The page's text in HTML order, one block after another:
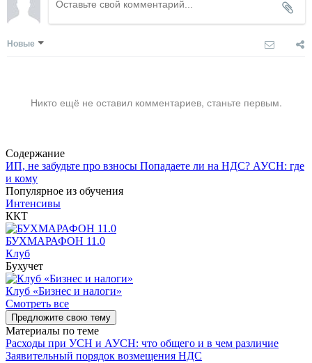
Новые
Никто ещё не оставил комментариев, станьте первым.
Содержание
ИП, не забудьте про взносы Попадаете ли на НДС? АУСН: где
и кому
Популярное из обучения
Интенсивы
ККТ
БУХМАРАФОН 11.0
Клуб
Бухучет
Клуб «Бизнес и налоги»
Смотреть все
Предложите свою тему
Материалы по теме
Расходы при УСН и АУСН: что общего и в чем различие
Заявительный порядок возмещения НДС